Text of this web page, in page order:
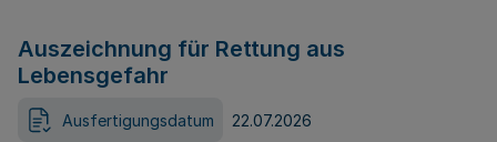
Auszeichnung für Rettung aus
Lebensgefahr
Ausfertigungsdatum 22.07.2026